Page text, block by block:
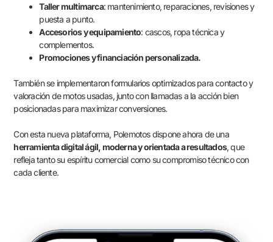
Taller multimarca: mantenimiento, reparaciones, revisiones y
puesta a punto.
Accesorios y equipamiento: cascos, ropa técnica y
complementos.
Promociones y financiación personalizada.
También se implementaron formularios optimizados para contacto y
valoración de motos usadas, junto con llamadas a la acción bien
posicionadas para maximizar conversiones.
Con esta nueva plataforma, Polemotos dispone ahora de una
herramienta digital ágil, moderna y orientada a resultados, que
refleja tanto su espíritu comercial como su compromiso técnico con
cada cliente.